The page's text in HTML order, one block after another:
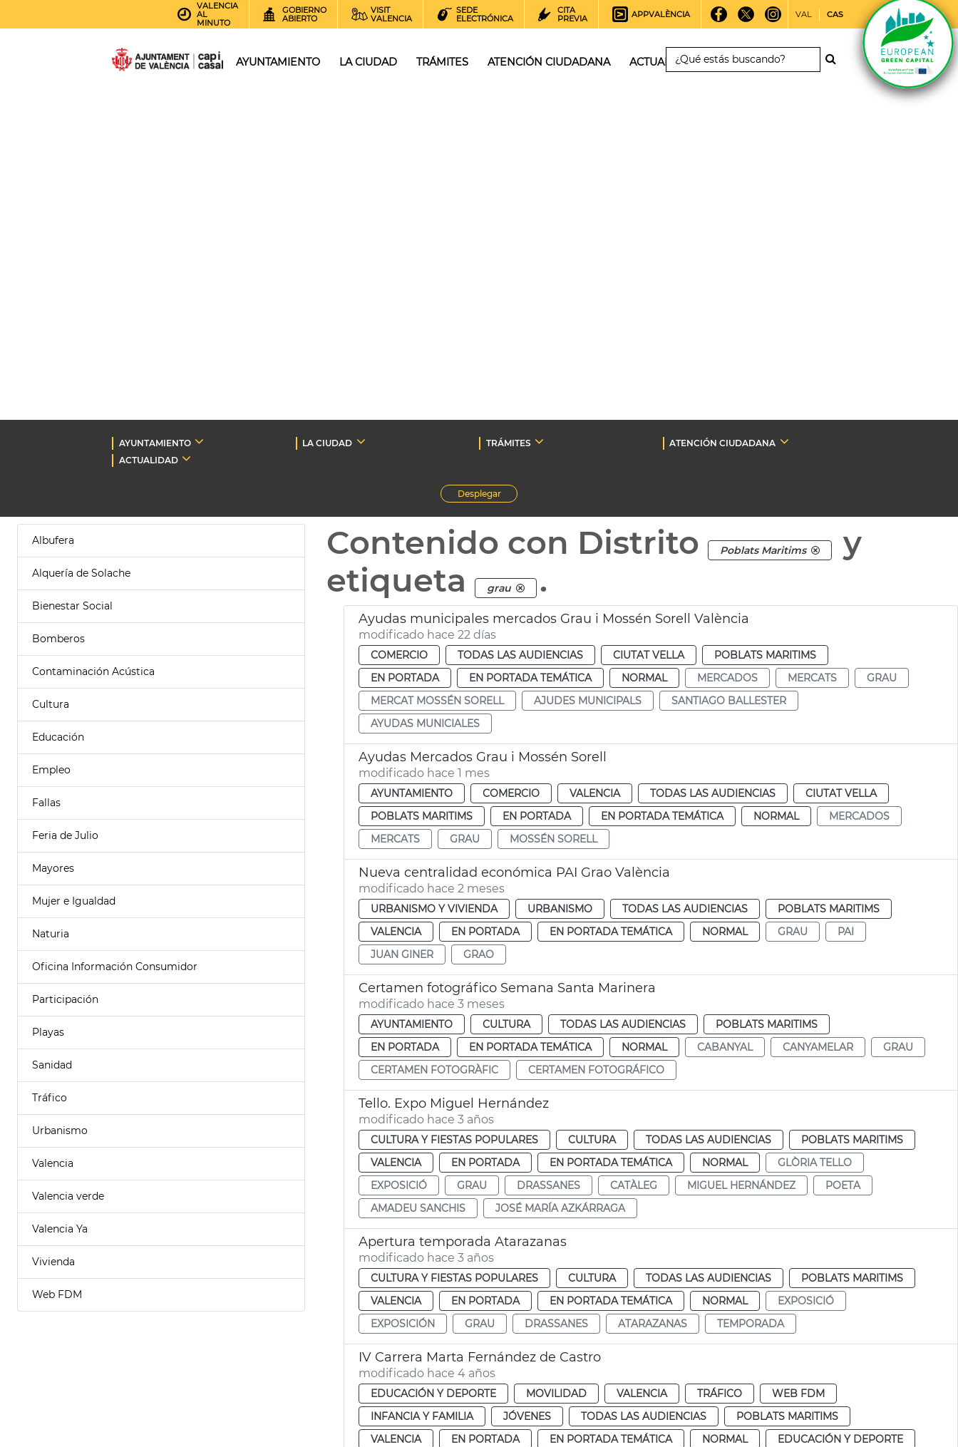
VALENCIA
AL
MINUTO
GOBIERNO
ABIERTO
VISIT
VALENCIA
SEDE
ELECTRÓNICA
CITA
PREVIA
APPVALÈNCIA VAL CAS
AYUNTAMIENTO LA CIUDAD TRÁMITES ATENCIÓN CIUDADANA ACTUALIDAD
AYUNTAMIENTO LA CIUDAD TRÁMITES
ATENCIÓN CIUDADANA
ACTUALIDAD
Desplegar
Albufera
Alquería de Solache
Bienestar Social
Bomberos
Contaminación Acústica
Cultura
Educación
Empleo
Fallas
Feria de Julio
Mayores
Mujer e Igualdad
Naturia
Oficina Información Consumidor
Participación
Playas
Sanidad
Tráfico
Urbanismo
Valencia
Valencia verde
Valencia Ya
Vivienda
Web FDM
Contenido con Distrito Poblats Maritims
y
etiqueta
grau .
Ayudas municipales mercados Grau i Mossén Sorell València
modificado hace 22 días
COMERCIO TODAS LAS AUDIENCIAS CIUTAT VELLA
POBLATS MARITIMS
EN PORTADA
EN PORTADA TEMÁTICA NORMAL MERCADOS MERCATS
GRAU
MERCAT MOSSÉN SORELL
AJUDES MUNICIPALS
SANTIAGO BALLESTER
AYUDAS MUNICIALES
Ayudas Mercados Grau i Mossén Sorell
modificado hace 1 mes
AYUNTAMIENTO COMERCIO VALENCIA TODAS LAS AUDIENCIAS
CIUTAT VELLA
POBLATS MARITIMS
EN PORTADA EN PORTADA TEMÁTICA NORMAL
MERCADOS
MERCATS
GRAU MOSSÉN SORELL
Nueva centralidad económica PAI Grao València
modificado hace 2 meses
URBANISMO Y VIVIENDA URBANISMO TODAS LAS AUDIENCIAS
POBLATS MARITIMS
VALENCIA
EN PORTADA EN PORTADA TEMÁTICA NORMAL GRAU
PAI
JUAN GINER
GRAO
Certamen fotográfico Semana Santa Marinera
modificado hace 3 meses
AYUNTAMIENTO CULTURA TODAS LAS AUDIENCIAS
POBLATS MARITIMS
EN PORTADA
EN PORTADA TEMÁTICA NORMAL CABANYAL CANYAMELAR
GRAU
CERTAMEN FOTOGRÀFIC
CERTAMEN FOTOGRÁFICO
Tello. Expo Miguel Hernández
modificado hace 3 años
CULTURA Y FIESTAS POPULARES CULTURA TODAS LAS AUDIENCIAS
POBLATS MARITIMS
VALENCIA
EN PORTADA EN PORTADA TEMÁTICA NORMAL
GLÒRIA TELLO
EXPOSICIÓ
GRAU DRASSANES CATÀLEG MIGUEL HERNÁNDEZ
POETA
AMADEU SANCHIS
JOSÉ MARÍA AZKÁRRAGA
Apertura temporada Atarazanas
modificado hace 3 años
CULTURA Y FIESTAS POPULARES CULTURA TODAS LAS AUDIENCIAS
POBLATS MARITIMS
VALENCIA
EN PORTADA EN PORTADA TEMÁTICA NORMAL
EXPOSICIÓ
EXPOSICIÓN
GRAU DRASSANES ATARAZANAS TEMPORADA
IV Carrera Marta Fernández de Castro
modificado hace 4 años
EDUCACIÓN Y DEPORTE MOVILIDAD VALENCIA TRÁFICO
WEB FDM
INFANCIA Y FAMILIA
JÓVENES TODAS LAS AUDIENCIAS
POBLATS MARITIMS
VALENCIA
EN PORTADA EN PORTADA TEMÁTICA NORMAL
EDUCACIÓN Y DEPORTE